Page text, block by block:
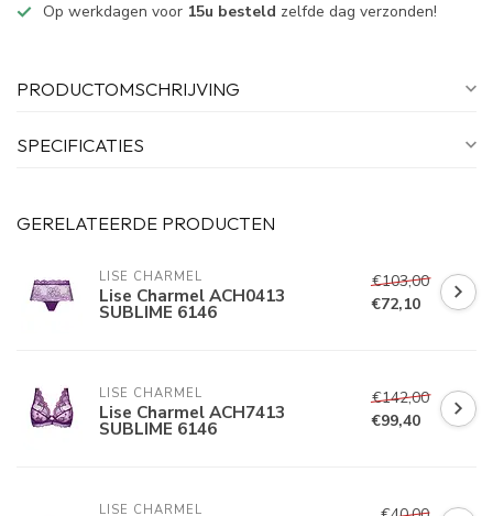
Op werkdagen voor 15u besteld zelfde dag verzonden!
PRODUCTOMSCHRIJVING
SPECIFICATIES
GERELATEERDE PRODUCTEN
LISE CHARMEL
Lise Charmel ACH0413
SUBLIME 6146
€103,00
€72,10
LISE CHARMEL
Lise Charmel ACH7413
SUBLIME 6146
€142,00
€99,40
LISE CHARMEL